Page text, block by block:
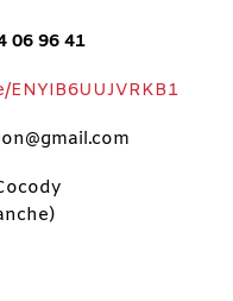
06 96 41